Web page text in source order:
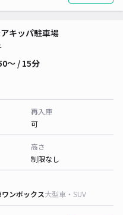
キッパ駐車場
〜 / 15分
再入庫
可
高さ
制限なし
ワンボックス大型車・SUV